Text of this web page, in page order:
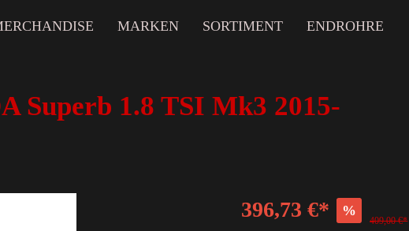
MARKEN SORTIMENT ENDROHRE
Superb 1.8 TSI Mk3 2015-
396,73 €* %
409,00 €*